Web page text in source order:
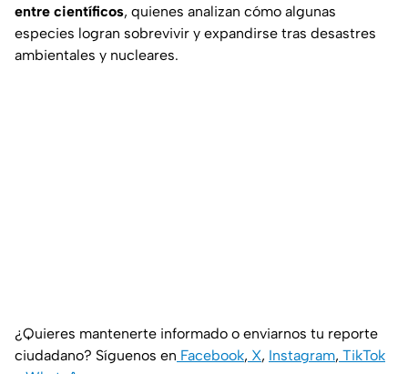
entre científicos, quienes analizan cómo algunas
especies logran sobrevivir y expandirse tras desastres
ambientales y nucleares.
¿Quieres mantenerte informado o enviarnos tu reporte
ciudadano? Síguenos en Facebook, X, Instagram, TikTok